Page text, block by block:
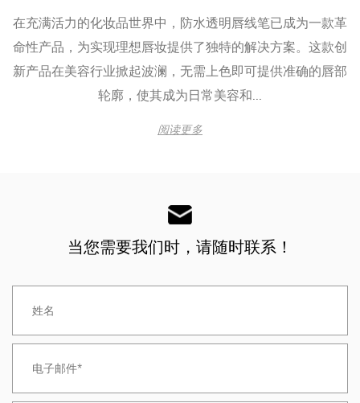
在充满活力的化妆品世界中，防水透明唇线笔已成为一款革
命性产品，为实现理想唇妆提供了独特的解决方案。这款创
新产品在美容行业掀起波澜，无需上色即可提供准确的唇部
轮廓，使其成为日常美容和...
阅读更多
当您需要我们时，请随时联系！